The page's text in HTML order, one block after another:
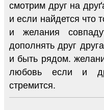
смотрим друг на
и если найдется что
и желания
дополнять друг
и быть рядом.
любовь если и
стремится.